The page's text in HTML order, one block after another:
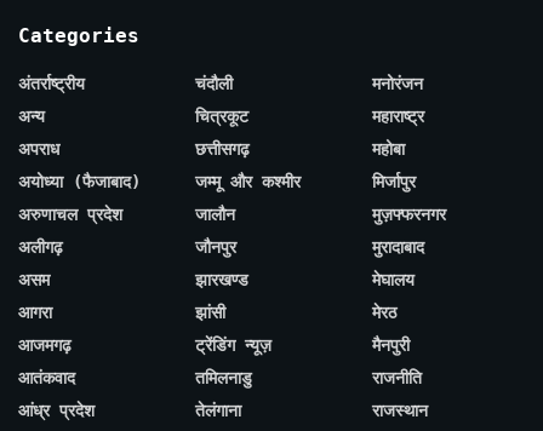
Categories
अंतर्राष्ट्रीय
अन्य
अपराध
अयोध्या (फैजाबाद)
अरुणाचल प्रदेश
अलीगढ़
असम
आगरा
आजमगढ़
आतंकवाद
आंध्र प्रदेश
चंदौली
चित्रकूट
छत्तीसगढ़
जम्मू और कश्मीर
जालौन
जौनपुर
झारखण्ड
झांसी
ट्रेंडिंग न्यूज़
तमिलनाडु
तेलंगाना
मनोरंजन
महाराष्ट्र
महोबा
मिर्जापुर
मुज़फ्फरनगर
मुरादाबाद
मेघालय
मेरठ
मैनपुरी
राजनीति
राजस्थान